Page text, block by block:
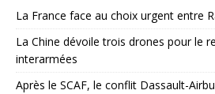
La France face au choix urgent entre
La Chine dévoile trois drones pour le
interarmées
Après le SCAF, le conflit Dassault-